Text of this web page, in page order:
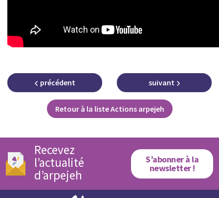
précédent
Retour à la liste Actions arpejeh
suivant
Recevez
l’actualité
d’arpejeh
S’abonner à la
newsletter !